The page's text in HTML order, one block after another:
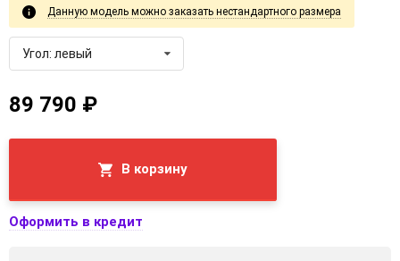
Данную модель можно заказать нестандартного размера
Угол: левый
89 790 ₽
В корзину
Оформить в кредит